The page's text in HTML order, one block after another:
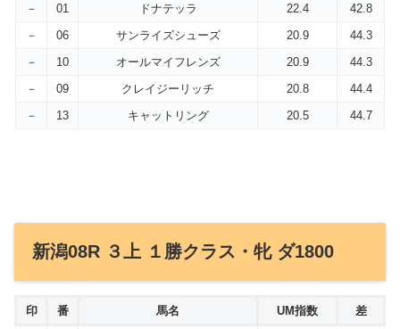
－
01 ドナテッラ 22.4
42.8
－
06 サンライズシューズ 20.9
44.3
－
10 オールマイフレンズ 20.9
44.3
－
09 クレイジーリッチ 20.8
44.4
－
13 キャットリング 20.5 44.7
新潟08R ３上 １勝クラス・牝 ダ1800
印 番 馬名 UM指数 差